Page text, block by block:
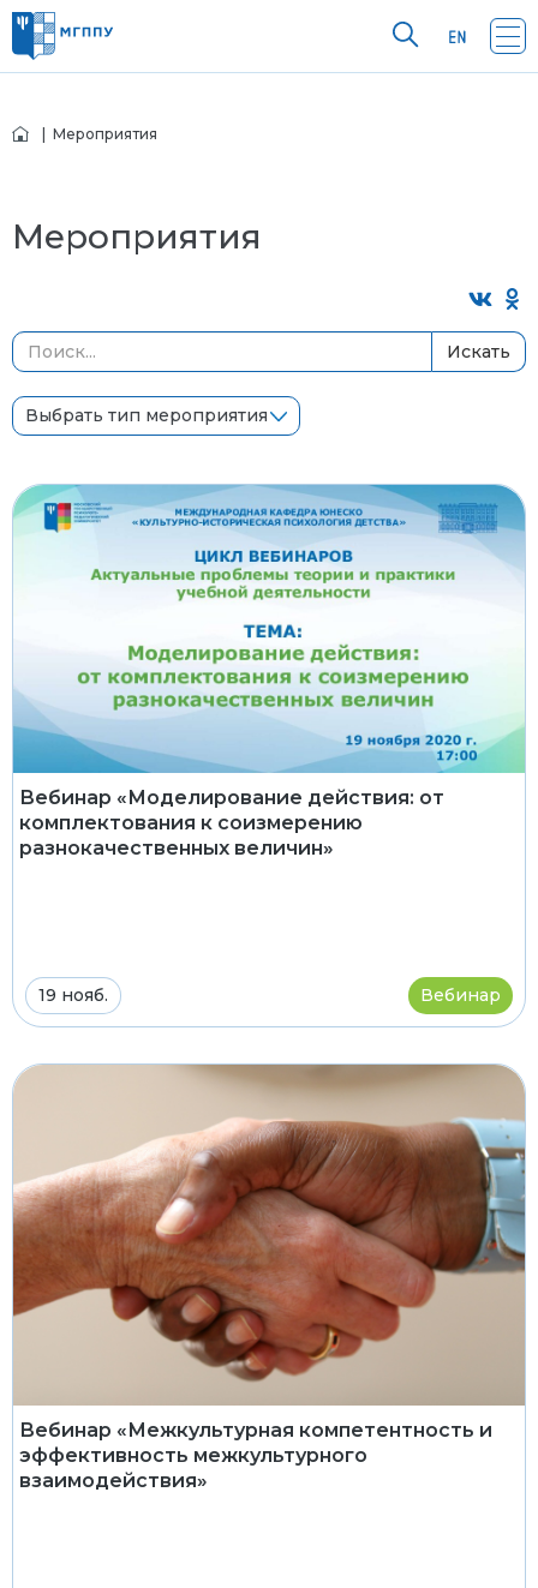
| Мероприятия
Мероприятия
Искать
Выбрать тип мероприятия
Вебинар «Моделирование действия: от
комплектования к соизмерению
разнокачественных величин»
19 нояб. Вебинар
Вебинар «Межкультурная компетентность и
эффективность межкультурного
взаимодействия»